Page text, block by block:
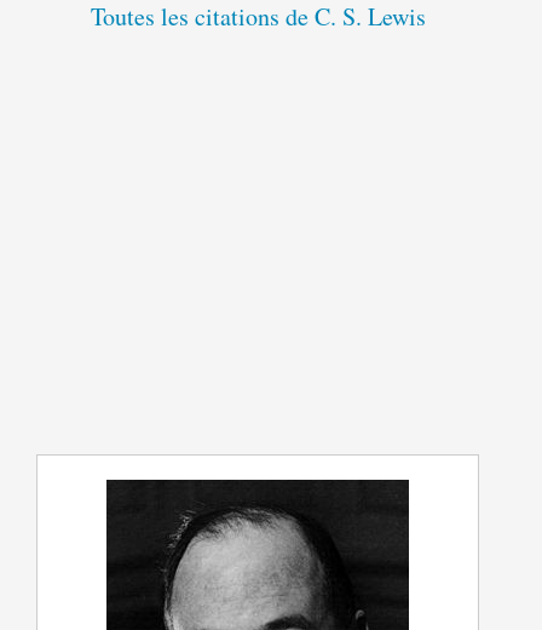
Toutes les citations de C. S. Lewis